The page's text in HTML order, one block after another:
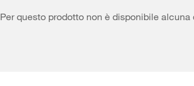
Per questo prodotto non è disponibile alcuna